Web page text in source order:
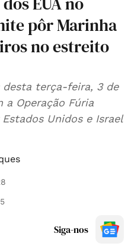
pôr Marinha
no estreito
terça-feira, 3 de
a Operação Fúria
Unidos e Israel
Siga-nos